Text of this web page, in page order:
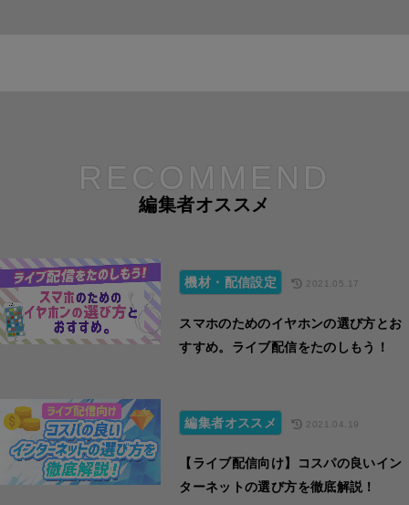
RECOMMEND
編集者オススメ
機材・配信設定 2021.05.17
スマホのためのイヤホンの選び方とお
すすめ。ライブ配信をたのしもう！
編集者オススメ 2021.04.19
【ライブ配信向け】コスパの良いイン
ターネットの選び方を徹底解説！